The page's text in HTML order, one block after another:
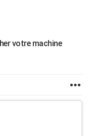
votre machine